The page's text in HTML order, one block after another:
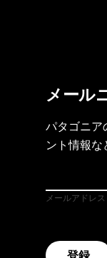
メール
パタゴニア
ント情報な
メールアドレ